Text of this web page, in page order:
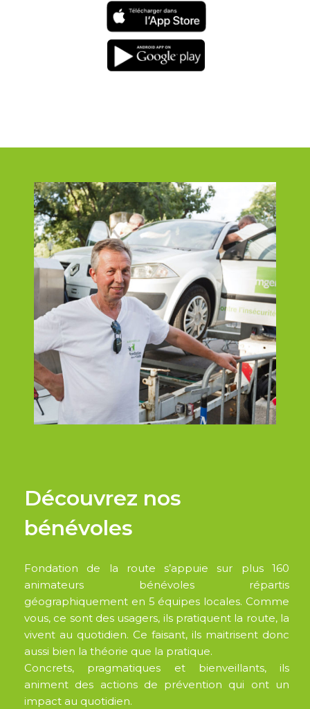
Téléchargement
sur l'app store
Téléchargement
sur google play
Découvrez nos
bénévoles
Fondation de la route s’appuie sur plus 160
animateurs bénévoles répartis
géographiquement en 5 équipes locales. Comme
vous, ce sont des usagers, ils pratiquent la route, la
vivent au quotidien. Ce faisant, ils maitrisent donc
aussi bien la théorie que la pratique.
Concrets, pragmatiques et bienveillants, ils
animent des actions de prévention qui ont un
impact au quotidien.